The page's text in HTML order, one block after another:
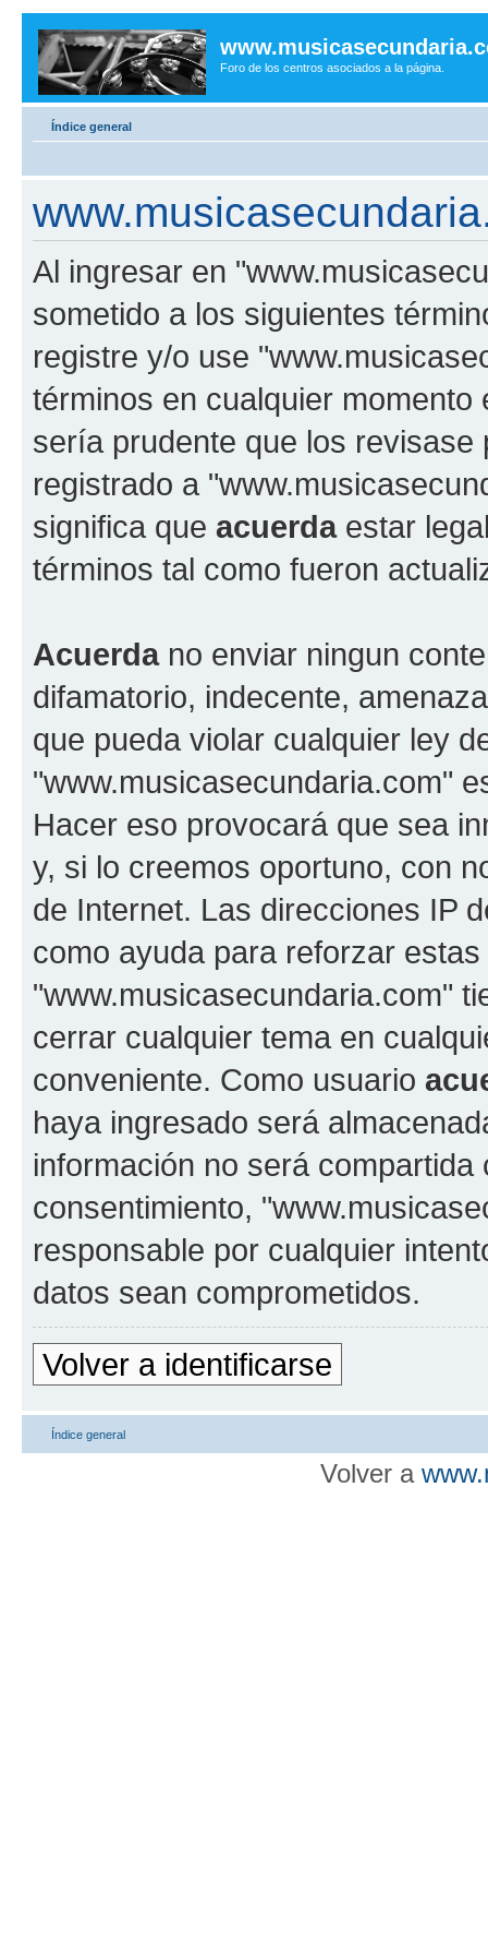
Foro de los centros asociados a la página.
Índice general
Al ingresar en
sometido a los siguientes
registre y/o use
términos en cualquier
sería prudente que los
registrado a
significa que acuerdaestar
términos tal como fueron
Acuerdano enviar ningun
difamatorio, indecente,
que pueda violar cualquier ley
"www.musicasecundaria.com"
Hacer eso provocará que sea
y, si lo creemos oportuno, con
de Internet. Las direcciones IP
como ayuda para reforzar
"www.musicasecundaria.com"
cerrar cualquier tema en
conveniente. Como usuario
haya ingresado será
información no será
consentimiento,
responsable por cualquier
datos sean comprometidos.
Volver a identificarse
Índice general
Volver a